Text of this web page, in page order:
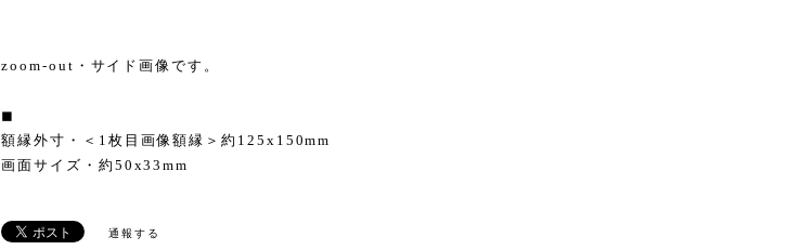
zoom-out・サイド画像です。
◼︎
額縁外寸・＜1枚目画像額縁＞約125x150mm
画面サイズ・約50x33mm
通報する